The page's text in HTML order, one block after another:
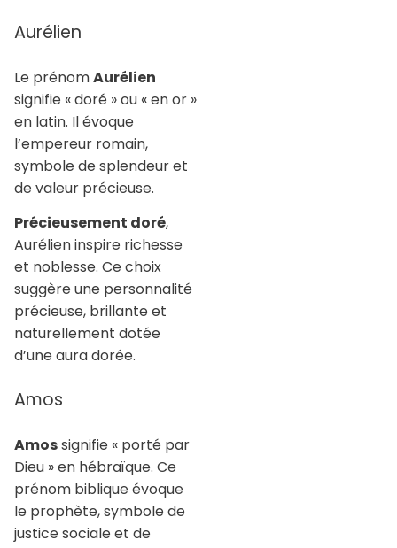
Aurélien
Le prénomAurélien
signifie « doré » ou « en or »
en latin. Il évoque
l’empereur romain,
symbole de splendeur et
de valeur précieuse.
Précieusement doré,
Aurélien inspire richesse
et noblesse. Ce choix
suggère une personnalité
précieuse, brillante et
naturellement dotée
d’une aura dorée.
Amos
Amossignifie « porté par
Dieu » en hébraïque. Ce
prénom biblique évoque
le prophète, symbole de
justice sociale et de